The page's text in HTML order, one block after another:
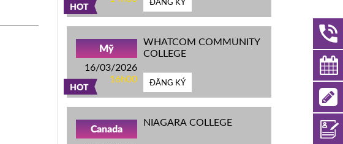
HOT
HOT
Mỹ
16/03/2026
16h00
WHATCOM COMMUNITY
COLLEGE
ĐĂNG KÝ
Canada
NIAGARA COLLEGE